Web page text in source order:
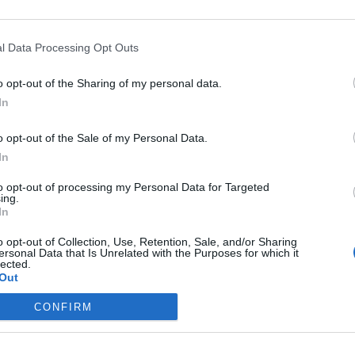
Data Processing Opt Outs
opt-out of the Sharing of my personal data.
opt-out of the Sale of my Personal Data.
opt-out of processing my Personal Data for Targeted
opt-out of Collection, Use, Retention, Sale, and/or Sharing
Data that Is Unrelated with the Purposes for which it
CONFIRM
tappe essenziali
Sociologia: oggetto e